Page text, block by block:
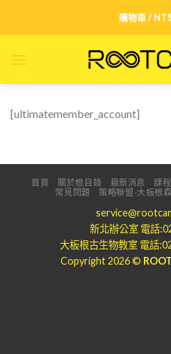
購物車 /
[ultimatemember_account]
首頁 關於根目錄 最新消息 課
常見問題
策略聯盟-大板根
新北辦公室 電話
大板根古生物教室 電話
Copyright 2026 ©